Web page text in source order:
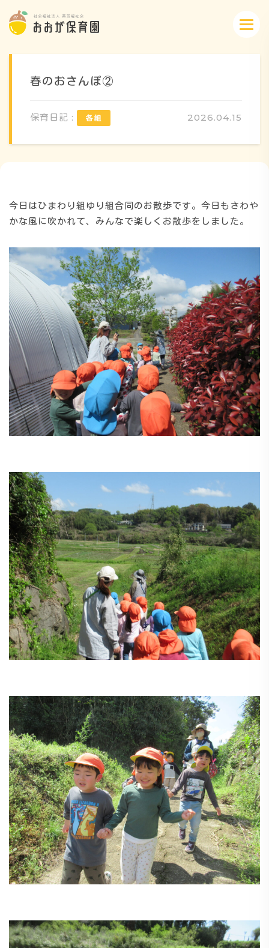
春のおさんぽ②
保育日記 : 2026.04.15
今日はひまわり組ゆり組合同のお散歩です。今日もさわや
かな風に吹かれて、みんなで楽しくお散歩をしました。
1日のスケジュール
年間行事
施設の紹介
情報公開